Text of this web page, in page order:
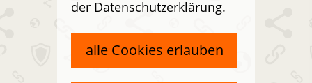
der Datenschutzerklärung.
alle Cookies erlauben